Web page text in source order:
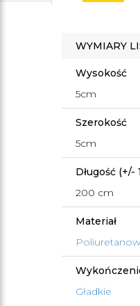
WYMIARY
Wysokość
5cm
Szerokość
5cm
Długość (+/-
200 cm
Materiał
Gładkie